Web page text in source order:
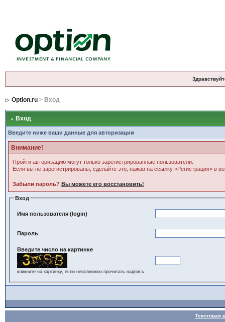
Option.ru> Вход
Вход
Введите ниже ваши данные для авторизации
Внимание!
Пройти авторизацию могут только зарегистрированные пользователи.
Если вы не зарегистрированы, сделайте это, нажав на ссылку «Регистрация» в
Забыли пароль? Вы можете его восстановить!
Вход
Имя пользователя (login)
Пароль
Введите число на картинке
кликните на картинку, если невозможно прочитать надпись
Текстовая